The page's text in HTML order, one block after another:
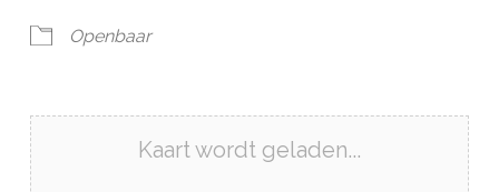
Openbaar
Kaart wordt geladen...